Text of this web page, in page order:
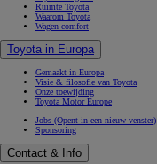
Ruimte Toyota
Waarom Toyota
Wagen comfort
Toyota in Europa
Gemaakt in Europa
Visie & filosofie van Toyota
Onze toewijding
Toyota Motor Europe
Jobs (Opent in een nieuw venster)
Sponsoring
Contact & Info